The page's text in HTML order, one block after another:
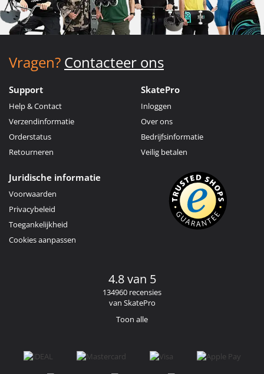
Vragen? Contacteer ons
Support
Help & Contact
Verzendinformatie
Orderstatus
Retourneren
SkatePro
Inloggen
Over ons
Bedrijfsinformatie
Veilig betalen
Juridische informatie
Voorwaarden
Privacybeleid
Toegankelijkheid
Cookies aanpassen
4.8 van 5
134960 recensies
van SkatePro
Toon alle